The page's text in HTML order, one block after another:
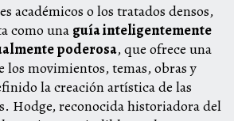
académicos o los tratados densos,
como una guía inteligentemente
poderosa, que ofrece una
los movimientos, temas, obras y
la creación artística de las
Hodge, reconocida historiadora del